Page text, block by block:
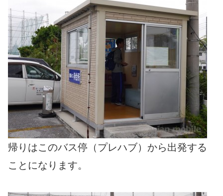
帰りはこのバス停（プレハブ）から出発する
ことになります。